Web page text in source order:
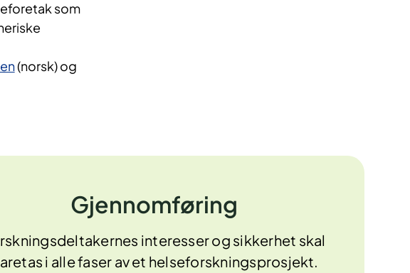
som
(norsk) og
Gjennomføring
interesser og sikkerhet skal
i alle faser av et helseforskningsprosjekt.